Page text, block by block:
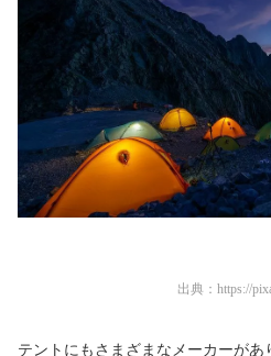
出典： https://
テントにもさまざまなメーカーがあ